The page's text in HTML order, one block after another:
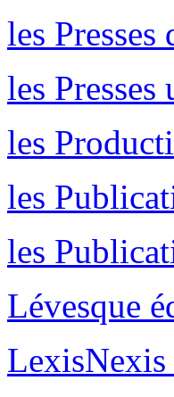
les
les
les
les
les
Lévesque